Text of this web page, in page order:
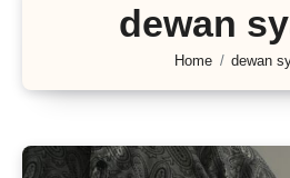
dewan
Home dewan